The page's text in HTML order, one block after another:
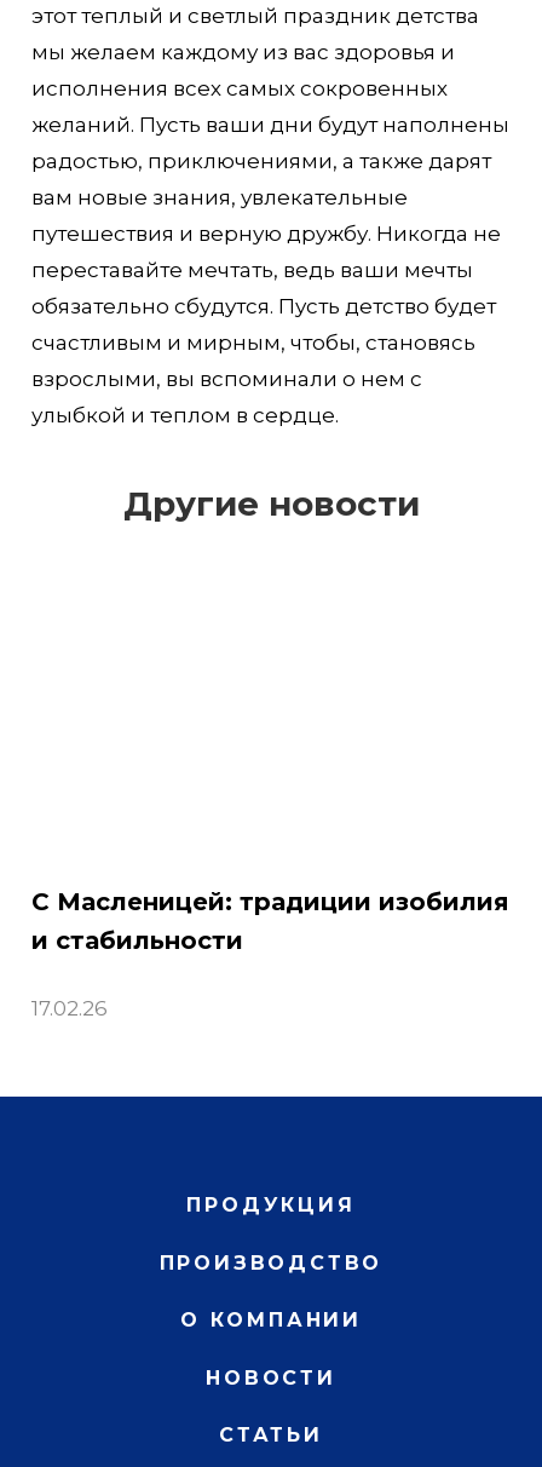
этот теплый и светлый праздник детства
мы желаем каждому из вас здоровья и
исполнения всех самых сокровенных
желаний. Пусть ваши дни будут наполнены
радостью, приключениями, а также дарят
вам новые знания, увлекательные
путешествия и верную дружбу. Никогда не
переставайте мечтать, ведь ваши мечты
обязательно сбудутся. Пусть детство будет
счастливым и мирным, чтобы, становясь
взрослыми, вы вспоминали о нем с
улыбкой и теплом в сердце.
Другие новости
С Масленицей: традиции изобилия
и стабильности
17.02.26
ПРОДУКЦИЯ
ПРОИЗВОДСТВО
О КОМПАНИИ
НОВОСТИ
СТАТЬИ